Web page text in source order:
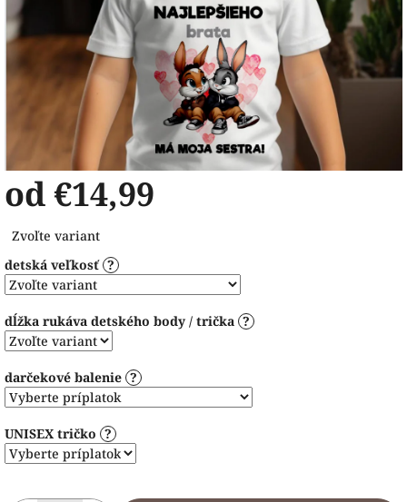
od €14,99
cena:
Zvoľte variant
detská veľkosť ?
dĺžka rukáva detského body / trička ?
darčekové balenie ?
UNISEX tričko ?